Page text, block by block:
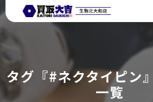
タグ『#ネクタイピン
一覧